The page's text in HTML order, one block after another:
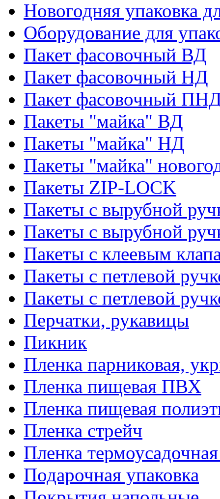
Новогодняя упаковка
Оборудование для
Пакет фасовочный ВД
Пакет фасовочный НД
Пакет фасовочный
Пакеты "майка" ВД
Пакеты "майка" НД
Пакеты "майка"
Пакеты ZIP-LOCK
Пакеты с вырубной
Пакеты с вырубной
Пакеты с клеевым
Пакеты с петлевой
Пакеты с петлевой
Перчатки, рукавицы
Пикник
Пленка парниковая,
Пленка пищевая ПВХ
Пленка пищевая
Пленка стрейч
Пленка
Подарочная упаковка